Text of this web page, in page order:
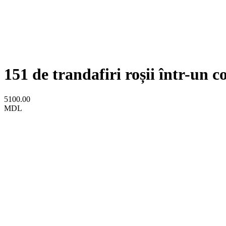
151 de trandafiri roșii într-un
5100.00
MDL